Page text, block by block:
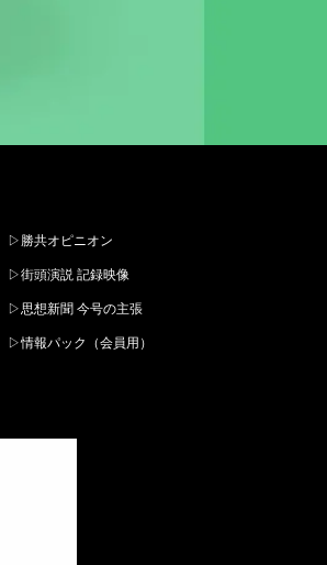
▷勝共オピニオン
▷街頭演説 記録映像
▷思想新聞 今号の主張
▷情報パック（会員用）